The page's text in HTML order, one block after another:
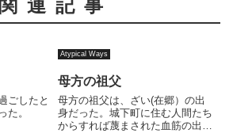
関連記事
ごしたと
た。
Atypical Ways
母方の祖父
母方の祖父は、ざい(在郷）の出
身だった。城下町に住む人間たち
からすれば蔑まされた血筋の出身